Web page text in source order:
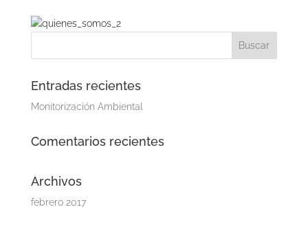
Entradas recientes
Monitorización Ambiental
Comentarios recientes
Archivos
febrero 2017